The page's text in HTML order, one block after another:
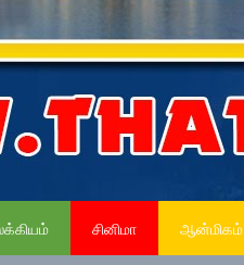
சினிமா ஆன்மிகம்